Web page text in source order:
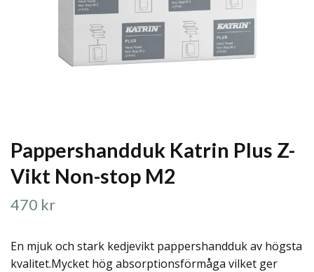
Pappershandduk Katrin Plus Z-
Vikt Non-stop M2
470 kr
En mjuk och stark kedjevikt pappershandduk av högsta
kvalitet.Mycket hög absorptionsförmåga vilket ger